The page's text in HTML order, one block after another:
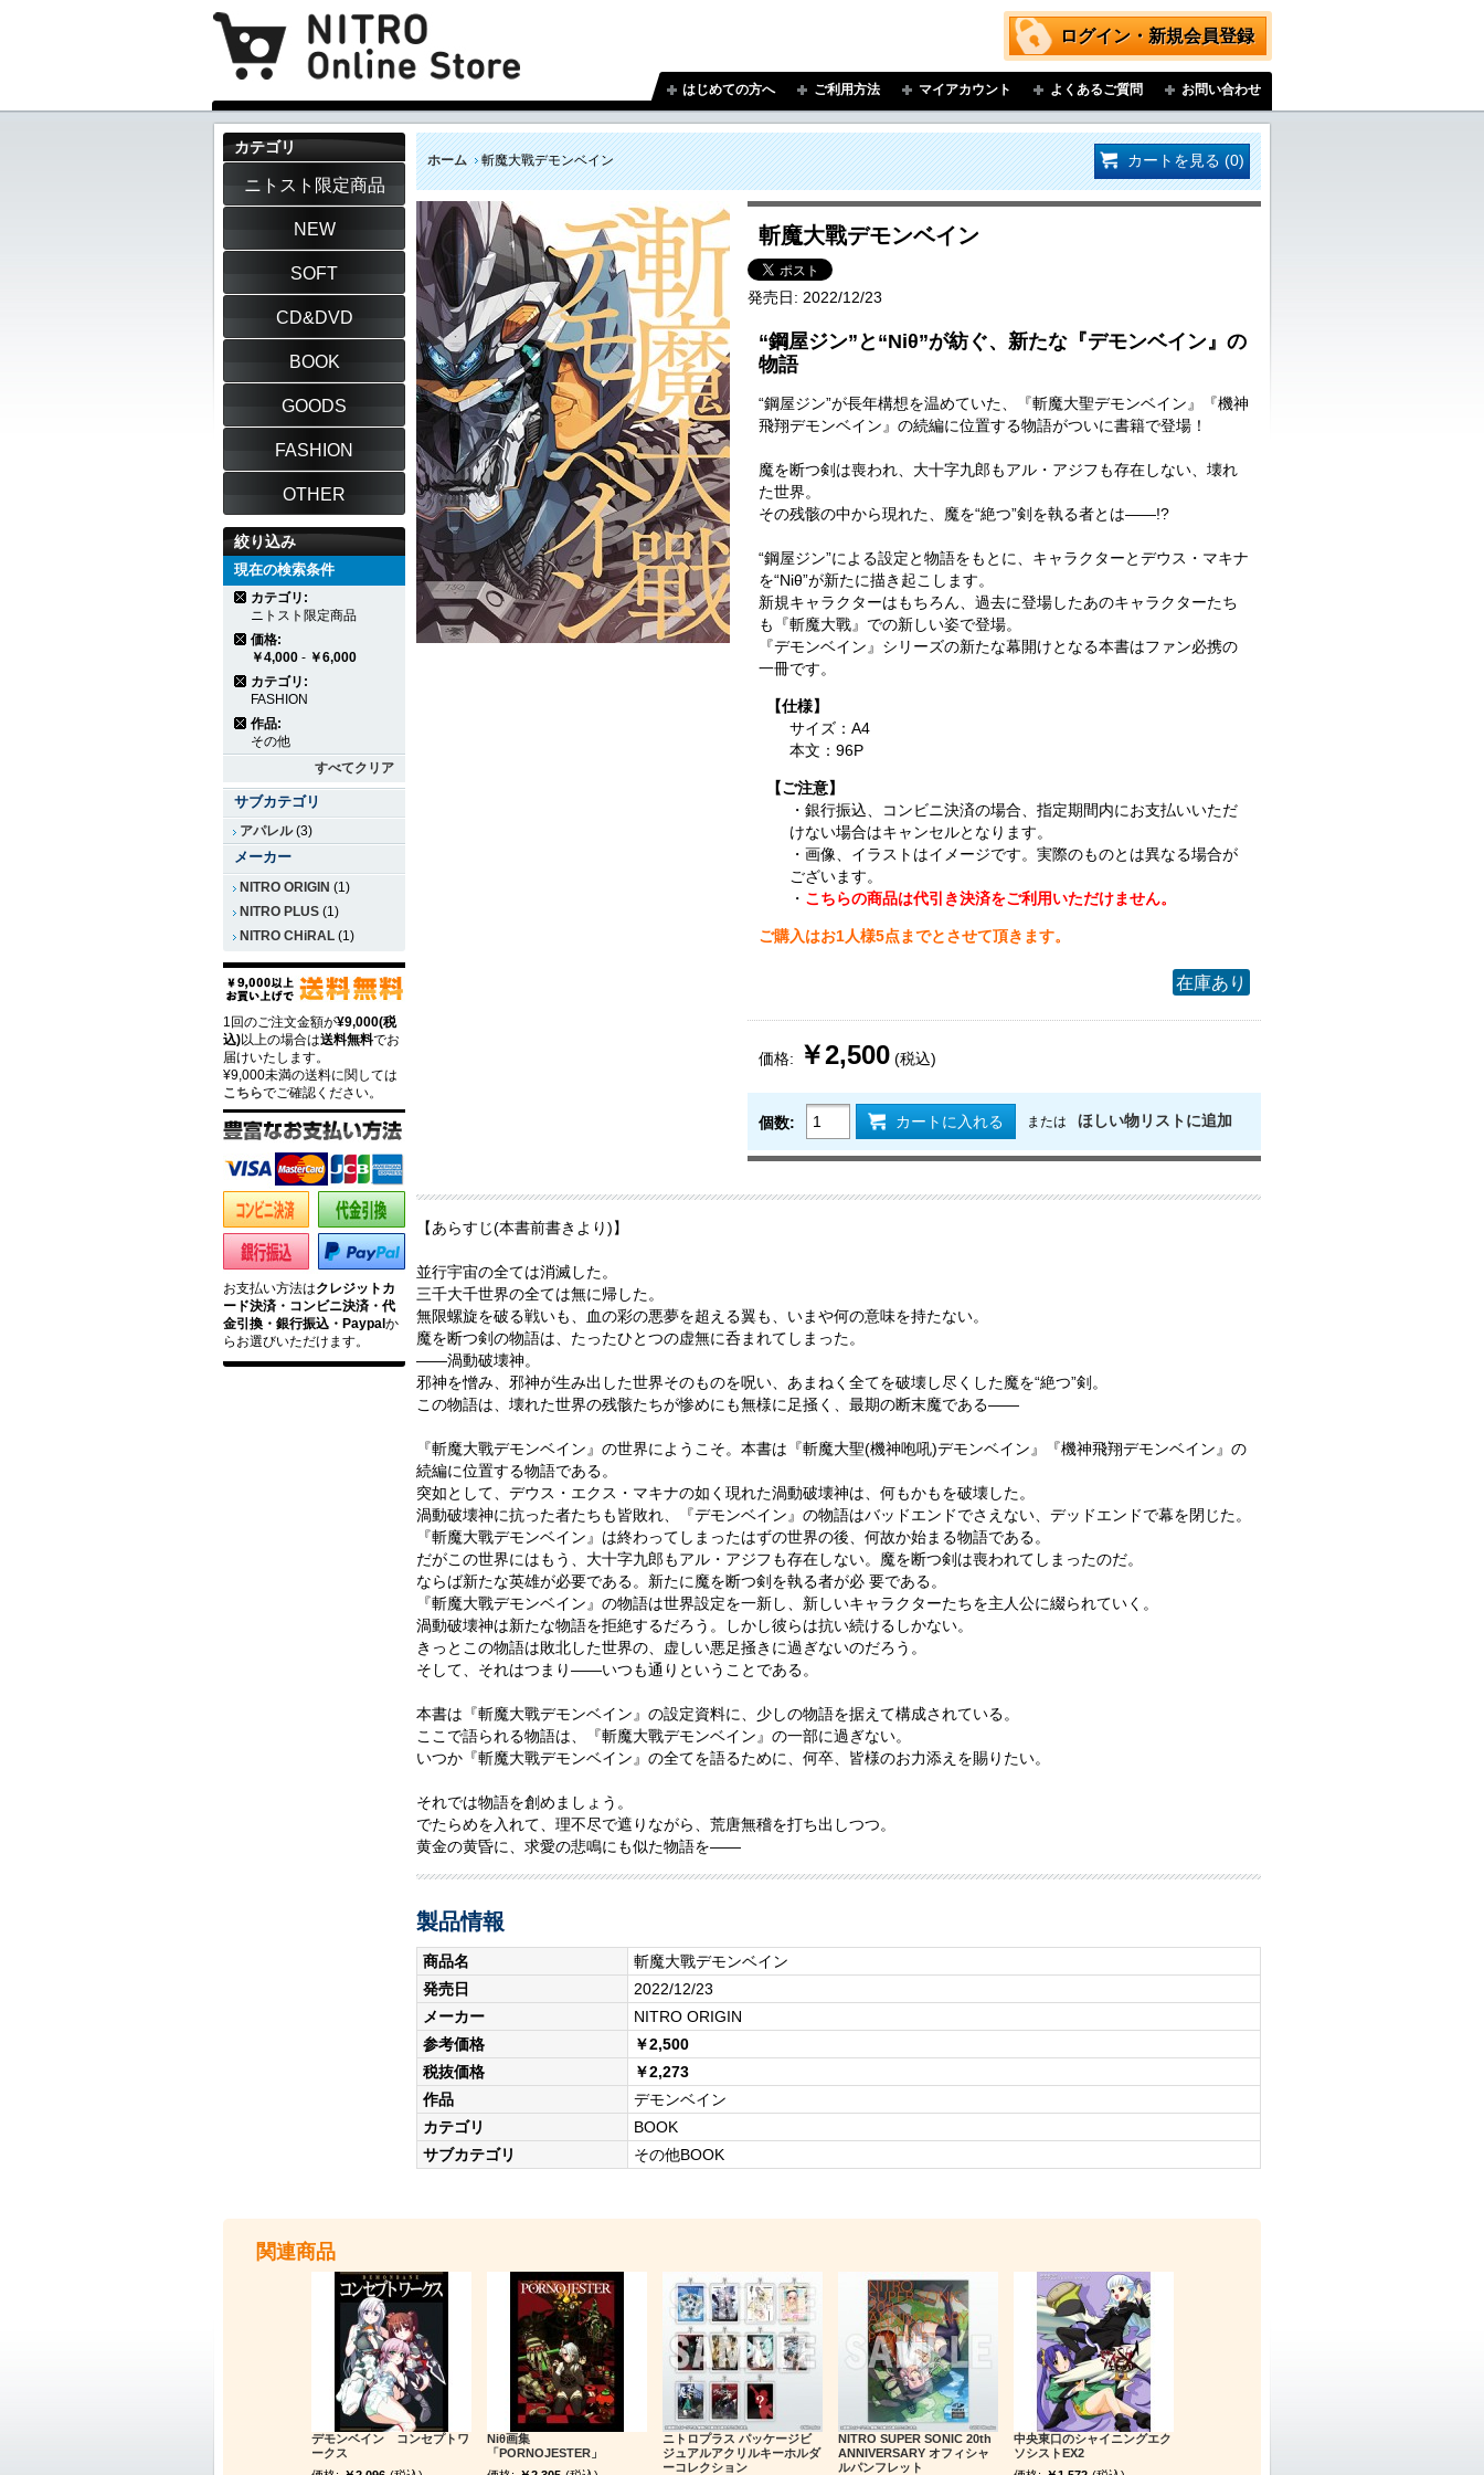
ログイン・新規会員登録
はじめての方へ ご利用方法 マイアカウント よくあるご質問 お問い合わせ
ホーム 斬魔大戰デモンベイン カートを見る (0)
斬魔大戰デモンベイン
発売日: 2022/12/23
“鋼屋ジン”と“Niθ”が紡ぐ、新たな『デモンベイン』の
物語
“鋼屋ジン”が長年構想を温めていた、『斬魔大聖デモンベイン』『機神
飛翔デモンベイン』の続編に位置する物語がついに書籍で登場！
魔を断つ剣は喪われ、大十字九郎もアル・アジフも存在しない、壊れ
た世界。
その残骸の中から現れた、魔を“絶つ”剣を執る者とは――!?
“鋼屋ジン”による設定と物語をもとに、キャラクターとデウス・マキナ
を“Niθ”が新たに描き起こします。
新規キャラクターはもちろん、過去に登場したあのキャラクターたち
も『斬魔大戰』での新しい姿で登場。
『デモンベイン』シリーズの新たな幕開けとなる本書はファン必携の
一冊です。
【仕様】
サイズ：A4
本文：96P
【ご注意】
・銀行振込、コンビニ決済の場合、指定期間内にお支払いいただ
けない場合はキャンセルとなります。
・画像、イラストはイメージです。実際のものとは異なる場合が
ございます。
・ こちらの商品は代引き決済をご利用いただけません。
ご購入はお1人様5点までとさせて頂きます。
在庫あり
価格: ￥2,500 (税込)
個数: カートに入れる または ほしい物リストに追加
【あらすじ(本書前書きより)】
並行宇宙の全ては消滅した。
三千大千世界の全ては無に帰した。
無限螺旋を破る戦いも、血の彩の悪夢を超える翼も、いまや何の意味を持たない。
魔を断つ剣の物語は、たったひとつの虚無に呑まれてしまった。
――渦動破壊神。
邪神を憎み、邪神が生み出した世界そのものを呪い、あまねく全てを破壊し尽くした魔を“絶つ”剣。
この物語は、壊れた世界の残骸たちが惨めにも無様に足掻く、最期の断末魔である――
『斬魔大戰デモンベイン』の世界にようこそ。本書は『斬魔大聖(機神咆吼)デモンベイン』『機神飛翔デモンベイン』の
続編に位置する物語である。
突如として、デウス・エクス・マキナの如く現れた渦動破壊神は、何もかもを破壊した。
渦動破壊神に抗った者たちも皆敗れ、『デモンベイン』の物語はバッドエンドでさえない、デッドエンドで幕を閉じた。
『斬魔大戰デモンベイン』は終わってしまったはずの世界の後、何故か始まる物語である。
だがこの世界にはもう、大十字九郎もアル・アジフも存在しない。魔を断つ剣は喪われてしまったのだ。
ならば新たな英雄が必要である。新たに魔を断つ剣を執る者が必 要である。
『斬魔大戰デモンベイン』の物語は世界設定を一新し、新しいキャラクターたちを主人公に綴られていく。
渦動破壊神は新たな物語を拒絶するだろう。しかし彼らは抗い続けるしかない。
きっとこの物語は敗北した世界の、虚しい悪足掻きに過ぎないのだろう。
そして、それはつまり――いつも通りということである。
本書は『斬魔大戰デモンベイン』の設定資料に、少しの物語を据えて構成されている。
ここで語られる物語は、『斬魔大戰デモンベイン』の一部に過ぎない。
いつか『斬魔大戰デモンベイン』の全てを語るために、何卒、皆様のお力添えを賜りたい。
それでは物語を創めましょう。
でたらめを入れて、理不尽で遮りながら、荒唐無稽を打ち出しつつ。
黄金の黄昏に、求愛の悲鳴にも似た物語を――
製品情報
商品名
斬魔大戰デモンベイン
発売日
2022/12/23
メーカー
NITRO ORIGIN
参考価格
￥2,500
税抜価格
￥2,273
作品
デモンベイン
カテゴリ
BOOK
サブカテゴリ
その他BOOK
カテゴリ
ニトスト限定商品
NEW
SOFT
CD&DVD
BOOK
GOODS
FASHION
OTHER
絞り込み
現在の検索条件
カテゴリ:
ニトスト限定商品
価格:
￥4,000 - ￥6,000
カテゴリ:
FASHION
作品:
その他
すべてクリア
サブカテゴリ
アパレル(3)
メーカー
NITRO ORIGIN (1)
NITRO PLUS (1)
NITRO CHiRAL (1)
1回のご注文金額が¥9,000(税
込)以上の場合は送料無料でお
届けいたします。
¥9,000未満の送料に関しては
こちらでご確認ください。
お支払い方法はクレジットカ
ード決済・コンビニ決済・代
金引換・銀行振込・Paypalか
らお選びいただけます。
関連商品
デモンベイン コンセプトワ
ークス
Niθ画集
「PORNOJESTER」
ニトロプラス パッケージビ
ジュアルアクリルキーホルダ
ーコレクション
NITRO SUPER SONIC 20th
ANNIVERSARY オフィシャ
ルパンフレット
中央東口のシャイニングエク
ソシストEX2